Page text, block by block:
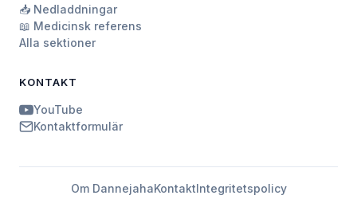
📥 Nedladdningar
📖 Medicinsk referens
Alla sektioner
KONTAKT
YouTube
Kontaktformulär
Om DannejahaKontaktIntegritetspolicy